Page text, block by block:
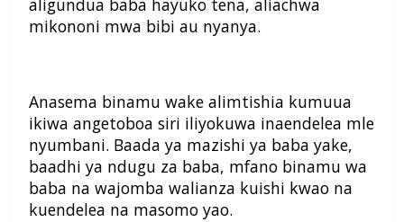
aligundua baba hayuko tena, aliachwa
mikononi mwa bibi au nyanya.
Anasema binamu wake alimtishia kumuua
ikiwa angetoboa siri iliyokuwa inaendelea mle
nyumbani. Baada ya mazishi ya baba yake,
baadhi ya ndugu za baba, mfano binamu wa
baba na wajomba walianza kuishi kwao na
kuendelea na masomo yao.